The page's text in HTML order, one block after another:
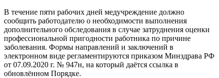
В течение пяти рабочих дней медучреждение должно
сообщить работодателю о необходимости выполнения
дополнительного обследования в случае затруднения оценки
профессиональной пригодности работника по причине
заболевания. Формы направлений и заключений в
электронном виде регламентируются приказом Минздрава РФ
от 07.09.2020 г. № 947н, на который даётся ссылка в
обновлённом Порядке.